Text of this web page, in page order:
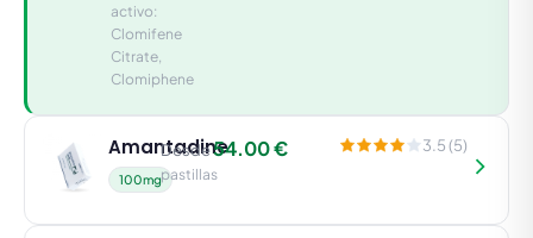
activo:
Clomifene
Citrate,
Clomiphene
Amantadine
100mg
Desde54.00 €
pastillas
3.5 (5)